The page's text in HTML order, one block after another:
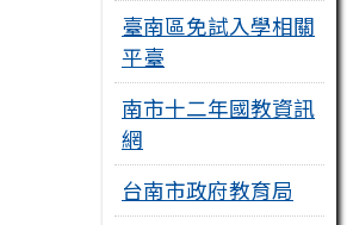
臺南區免試入學相關
平臺
南市十二年國教資訊
網
台南市政府教育局